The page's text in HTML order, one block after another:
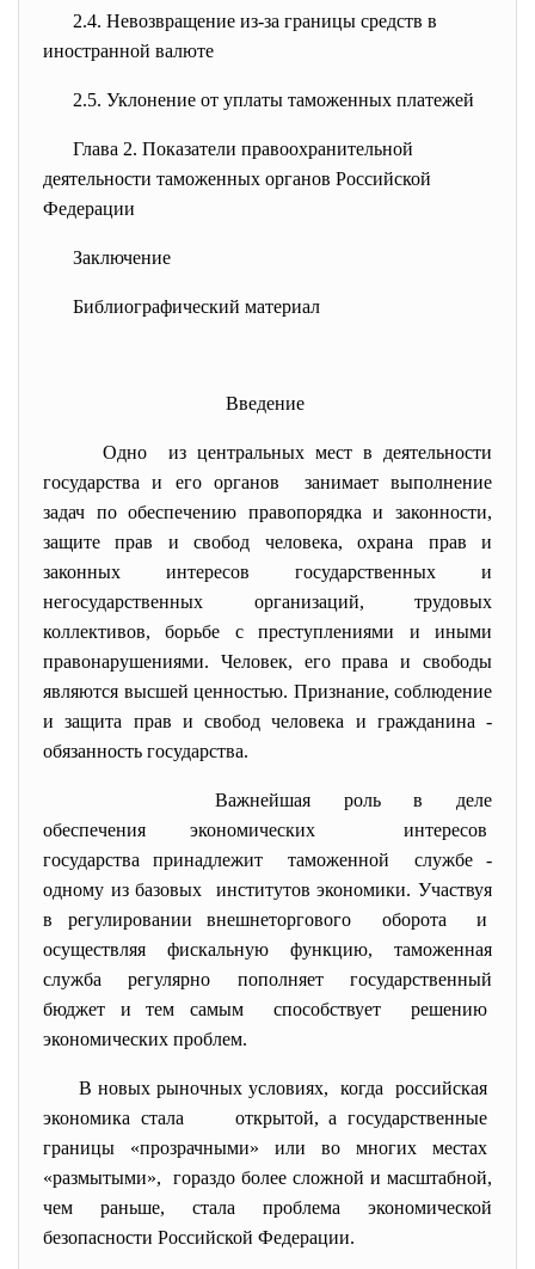
2.4. Невозвращение из-за границы средств в
иностранной валюте
2.5. Уклонение от уплаты таможенных платежей
Глава 2. Показатели правоохранительной
деятельности таможенных органов Российской
Федерации
Заключение
Библиографический материал
Введение
Одно из центральных мест в деятельности
государства и его органов занимает выполнение
задач по обеспечению правопорядка и законности,
защите прав и свобод человека, охрана прав и
законных интересов государственных и
негосударственных организаций, трудовых
коллективов, борьбе с преступлениями и иными
правонарушениями. Человек, его права и свободы
являются высшей ценностью. Признание, соблюдение
и защита прав и свобод человека и гражданина -
обязанность государства.
Важнейшая роль в деле
обеспечения экономических интересов
государства принадлежит таможенной службе -
одному из базовых институтов экономики. Участвуя
в регулировании внешнеторгового оборота и
осуществляя фискальную функцию, таможенная
служба регулярно пополняет государственный
бюджет и тем самым способствует решению
экономических проблем.
В новых рыночных условиях, когда российская
экономика стала открытой, а государственные
границы «прозрачными» или во многих местах
«размытыми», гораздо более сложной и масштабной,
чем раньше, стала проблема экономической
безопасности Российской Федерации.